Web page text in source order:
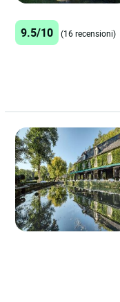
9.5/10 (16 recensioni)